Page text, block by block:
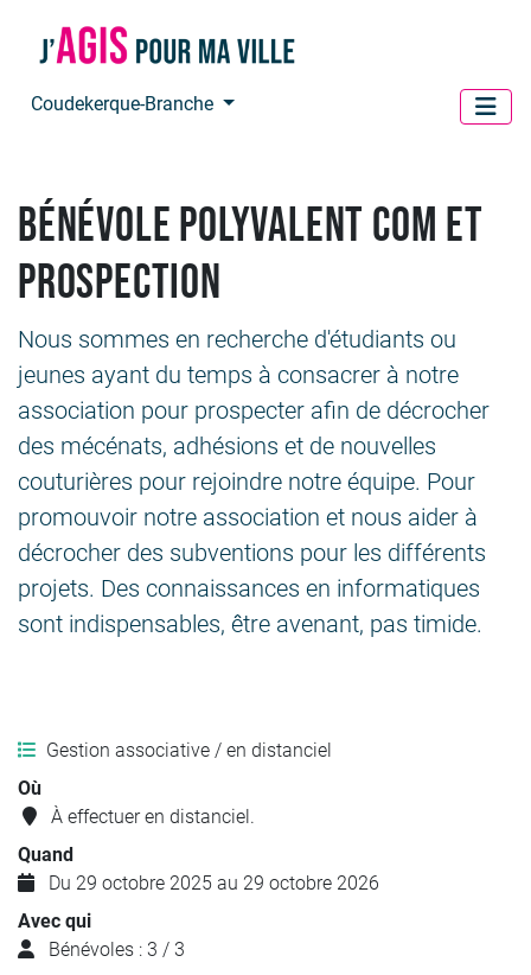
Coudekerque-Branche
Bénévole polyvalent com et
prospection
Nous sommes en recherche d'étudiants ou
jeunes ayant du temps à consacrer à notre
association pour prospecter afin de décrocher
des mécénats, adhésions et de nouvelles
couturières pour rejoindre notre équipe. Pour
promouvoir notre association et nous aider à
décrocher des subventions pour les différents
projets. Des connaissances en informatiques
sont indispensables, être avenant, pas timide.
Gestion associative / en distanciel
Où
À effectuer en distanciel.
Quand
Du 29 octobre 2025 au 29 octobre 2026
Avec qui
Bénévoles : 3 / 3